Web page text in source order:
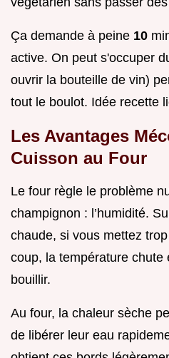
Ça demande à peine 10
active. On peut s'occuper
ouvrir la bouteille de vin)
tout le boulot. Idée recette
Les Avantages
Cuisson au Four
Le four règle le problème
champignon : l’humidité.
chaude, si vous mettez
coup, la température chute
bouillir.
Au four, la chaleur sèche
de libérer leur eau